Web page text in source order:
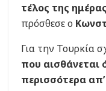
τέλος της
πρόσθεσε ο
Για την Τουρκία
που αισθάνεται
περισσότερα